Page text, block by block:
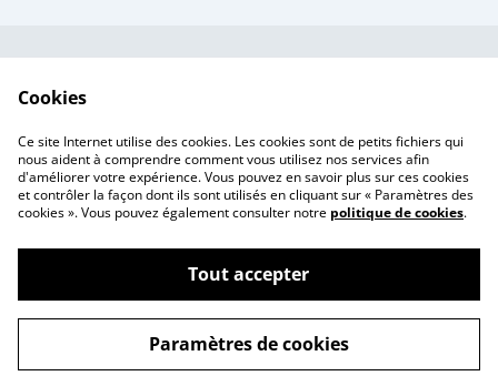
confidentialité
Tarif des frais de port
©2026Ma Za Si ~ Ex-voto fleuris
powered by
Cookies
Ce site Internet utilise des cookies. Les cookies sont de petits fichiers qui
nous aident à comprendre comment vous utilisez nos services afin
d'améliorer votre expérience. Vous pouvez en savoir plus sur ces cookies
et contrôler la façon dont ils sont utilisés en cliquant sur « Paramètres des
cookies ». Vous pouvez également consulter notre politique de cookies.
Tout accepter
Paramètres de cookies